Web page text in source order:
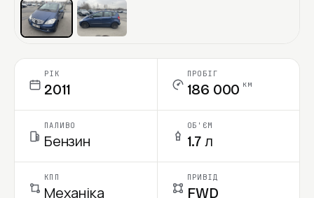
РІК
2011
ПРОБІГ
186 000 км
ПАЛИВО
Бензин
ОБ'ЄМ
1.7 л
КПП
Механіка
ПРИВІД
FWD